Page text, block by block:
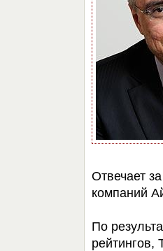
Отвечает
компаний
По
рейтингов,